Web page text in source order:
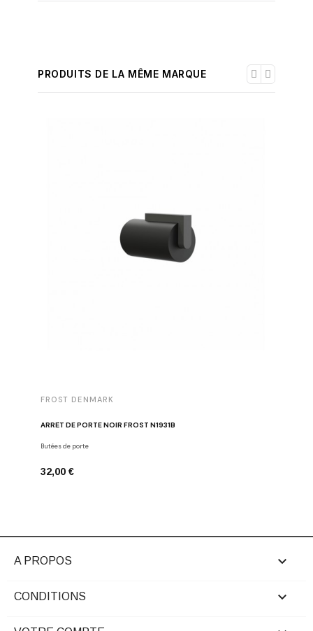
PRODUITS DE LA MÊME MARQUE
FROST DENMARK
ARRÊT DE PORTE NOIR FROST N1931B
Butées de porte
32,00 €
A PROPOS 
CONDITIONS 